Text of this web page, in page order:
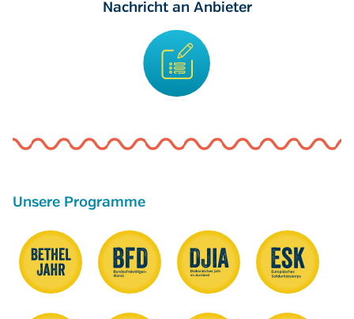
Nachricht an Anbieter
Unsere Programme